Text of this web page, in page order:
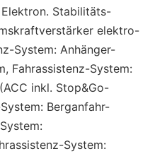
Stabilitäts-
elektro-
System: Anhänger-
Fahrassistenz-System:
inkl. Stop&Go-
Berganfahr-
System: